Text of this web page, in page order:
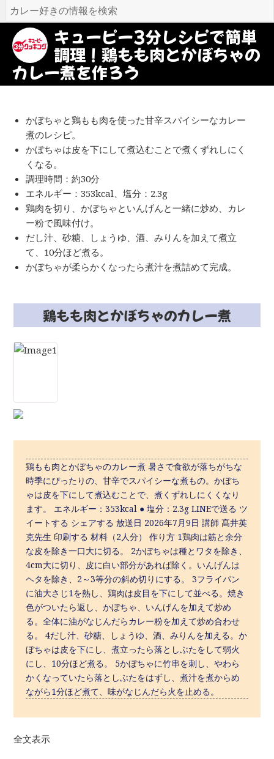
キューピー3分レシピで簡単
調理！鶏もも肉とかぼちゃの
カレー煮を作ろう
かぼちゃと鶏もも肉を使った甘辛スパイシーなカレー
煮のレシピ。
かぼちゃは皮を下にして煮込むことで煮くずれしにく
くなる。
調理時間：約30分
エネルギー：353kcal、塩分：2.3g
鶏肉を切り、かぼちゃといんげんと一緒に炒め、カレ
ー粉で風味付け。
だし汁、砂糖、しょうゆ、酒、みりんを加えて煮立
て、10分ほど煮る。
かぼちゃが柔らかくなったら煮汁を煮詰めて完成。
鶏もも肉とかぼちゃのカレー煮
鶏もも肉とかぼちゃのカレー煮 暑さで食欲が落ちがちな
時季にぴったりの、甘辛でスパイシーな煮もの。かぼち
ゃは皮を下にして煮込むことで、煮くずれしにくくなり
ます。 エネルギー：353kcal ● 塩分：2.3g LINEで送る ツ
イートする シェアする 放送日 2026年7月9日 講師 髙井英
克先生 印刷する 材料（2人分） 作り方 1鶏肉は筋と余分
な皮を除き一口大に切る。 2かぼちゃは種とワタを除き、
4cm大に切り、皮に白い部分があれば除く。いんげんは
ヘタを除き、2～3等分の斜め切りにする。 3フライパン
に油大さじ1を熱し、鶏肉は皮目を下にして並べる。焼き
色がついたら返し、かぼちゃ、いんげんを加えて炒め
る。全体に油がなじんだらカレー粉を加えて炒め合わせ
る。 4だし汁、砂糖、しょうゆ、酒、みりんを加える。か
ぼちゃは皮を下にし、煮立ったら落としぶたをして弱火
にし、10分ほど煮る。 5かぼちゃに竹串を刺し、やわら
かくなっていたら落としぶたをはずし、煮汁を煮からめ
ながら1分ほど煮て、味がなじんだら火を止める。
全文表示